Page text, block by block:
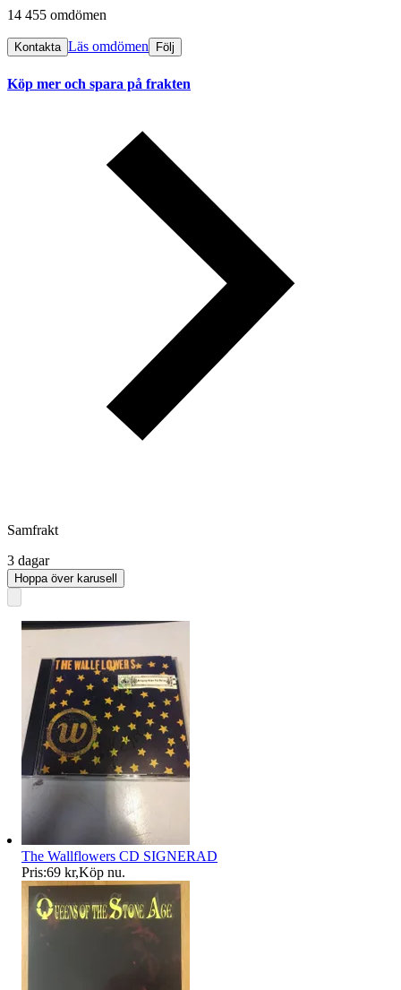
14 455 omdömen
Kontakta Läs omdömen Följ
Köp mer och spara på frakten
Samfrakt
3 dagar
Hoppa över karusell
The Wallflowers CD SIGNERAD
Pris:69 kr,Köp nu.